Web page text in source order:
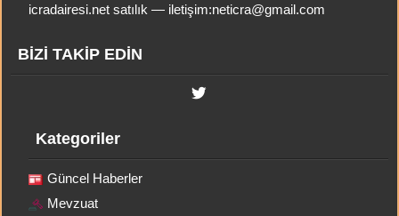
icradairesi.net satılık — iletişim:neticra@gmail.com
BİZİ TAKİP EDİN
Kategoriler
Güncel Haberler
Mevzuat